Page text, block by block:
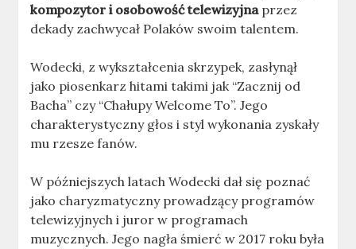
kompozytor i osobowość telewizyjnaprzez
dekady zachwycał Polaków swoim talentem.
Wodecki, z wykształcenia skrzypek, zasłynął
jako piosenkarz hitami takimi jak “Zacznij od
Bacha” czy “Chałupy Welcome To”. Jego
charakterystyczny głos i styl wykonania zyskały
mu rzesze fanów.
W późniejszych latach Wodecki dał się poznać
jako charyzmatyczny prowadzący programów
telewizyjnych i juror w programach
muzycznych. Jego nagła śmierć w 2017 roku była